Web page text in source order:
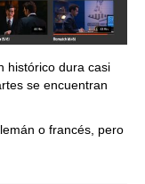
histórico dura casi
se encuentran
o francés, pero